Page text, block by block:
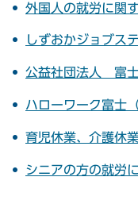
外国人の就労に関
しずおかジョブス
公益社団法人 富
ハローワーク富士
育児休業、介護休
シニアの方の就労